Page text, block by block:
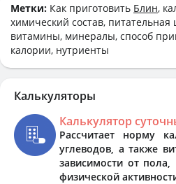
Метки: Как приготовить Блин,
химический состав, питательная
витамины, минералы, способ
калории, нутриенты
Калькуляторы
Калькулятор
Рассчитает норму
углеводов, а также
зависимости от пола,
физической